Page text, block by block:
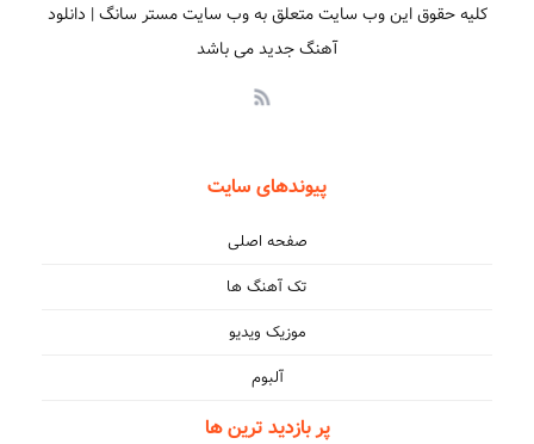
کلیه حقوق این وب سایت متعلق به وب سایت مستر سانگ | دانلود
آهنگ جدید می باشد
پیوندهای سایت
صفحه اصلی
تک آهنگ ها
موزیک ویدیو
آلبوم
پر بازدید ترین ها